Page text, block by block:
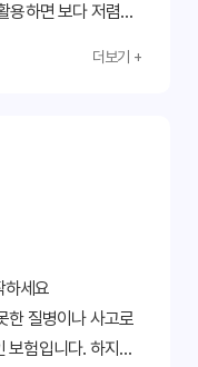
적으로 활용하여 보
세요!
더보기 +
하세요
한 질병이나 사고로
니다. 하지만